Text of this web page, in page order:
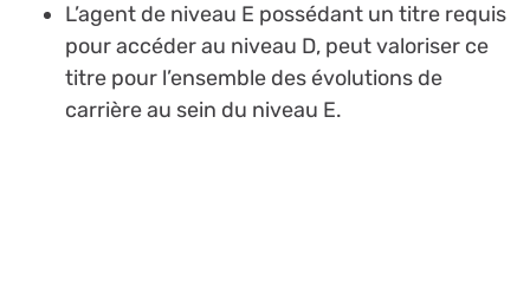
L’agent de niveau E possédant un titre requis
pour accéder au niveau D, peut valoriser ce
titre pour l’ensemble des évolutions de
carrière au sein du niveau E.